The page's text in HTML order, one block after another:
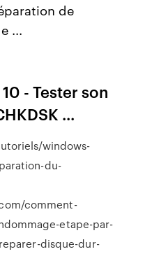
de
...
- Tester son
...
windows-
du-
comment-
etape-par-
disque-dur-